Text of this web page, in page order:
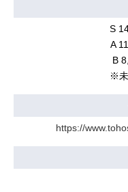
S
A
B
※
https://